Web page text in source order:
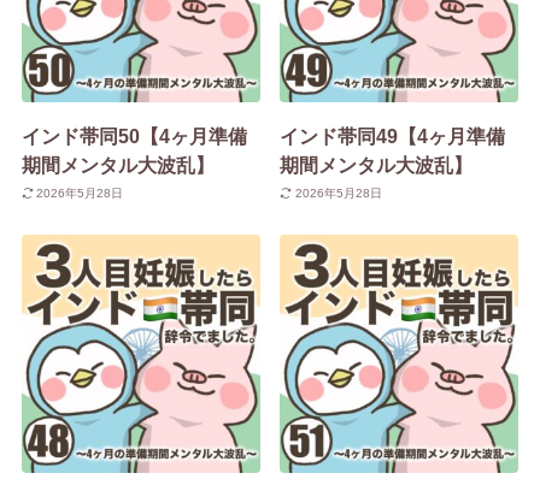
インド帯同50【4ヶ月準備
期間メンタル大波乱】
2026年5月28日
インド帯同49【4ヶ月準備
期間メンタル大波乱】
2026年5月28日